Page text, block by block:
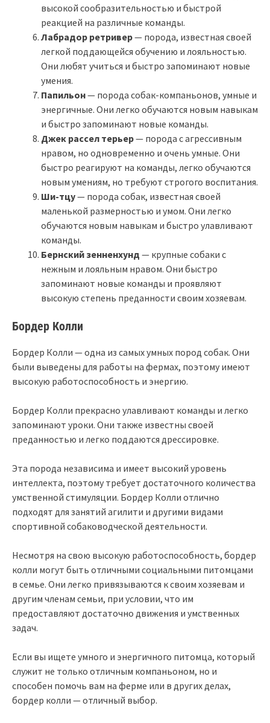
высокой сообразительностью и быстрой
реакцией на различные команды.
Лабрадор ретривер— порода, известная своей
легкой поддающейся обучению и лояльностью.
Они любят учиться и быстро запоминают новые
умения.
Папильон— порода собак-компаньонов, умные и
энергичные. Они легко обучаются новым навыкам
и быстро запоминают новые команды.
Джек рассел терьер— порода с агрессивным
нравом, но одновременно и очень умные. Они
быстро реагируют на команды, легко обучаются
новым умениям, но требуют строгого воспитания.
Ши-тцу— порода собак, известная своей
маленькой размерностью и умом. Они легко
обучаются новым навыкам и быстро улавливают
команды.
Бернский зенненхунд — крупные собаки с
нежным и лояльным нравом. Они быстро
запоминают новые команды и проявляют
высокую степень преданности своим хозяевам.
Бордер Колли
Бордер Колли — одна из самых умных пород собак. Они
были выведены для работы на фермах, поэтому имеют
высокую работоспособность и энергию.
Бордер Колли прекрасно улавливают команды и легко
запоминают уроки. Они также известны своей
преданностью и легко поддаются дрессировке.
Эта порода независима и имеет высокий уровень
интеллекта, поэтому требует достаточного количества
умственной стимуляции. Бордер Колли отлично
подходят для занятий агилити и другими видами
спортивной собаководческой деятельности.
Несмотря на свою высокую работоспособность, бордер
колли могут быть отличными социальными питомцами
в семье. Они легко привязываются к своим хозяевам и
другим членам семьи, при условии, что им
предоставляют достаточно движения и умственных
задач.
Если вы ищете умного и энергичного питомца, который
служит не только отличным компаньоном, но и
способен помочь вам на ферме или в других делах,
бордер колли — отличный выбор.